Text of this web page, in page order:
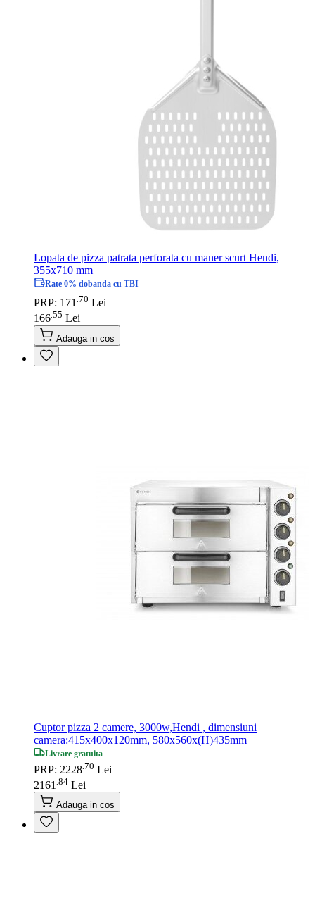
Lopata de pizza patrata perforata cu maner scurt Hendi,
355x710 mm
Rate 0% dobanda cu TBI
PRP: 171 70 Lei
166.55 Lei
Adauga in cos
Cuptor pizza 2 camere, 3000w,Hendi , dimensiuni
camera:415x400x120mm, 580x560x(H)435mm
Livrare gratuita
PRP: 2228 70 Lei
2161 84 Lei
Adauga in cos